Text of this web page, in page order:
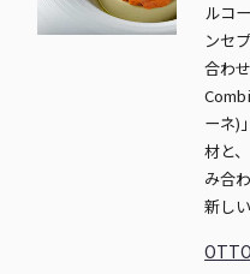
ルコ
ンセ
合わ
ーネ)
材と
み合
新し